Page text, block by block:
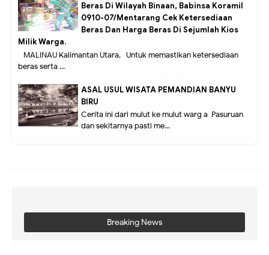
Beras Di Wilayah Binaan, Babinsa Koramil
0910-07/Mentarang Cek Ketersediaan
Beras Dan Harga Beras Di Sejumlah Kios
Milik Warga.
MALINAU Kalimantan Utara,- Untuk memastikan ketersediaan
beras serta ...
ASAL USUL WISATA PEMANDIAN BANYU
BIRU
Cerita ini dari mulut ke mulut warg a Pasuruan
dan sekitarnya pasti me...
Breaking News